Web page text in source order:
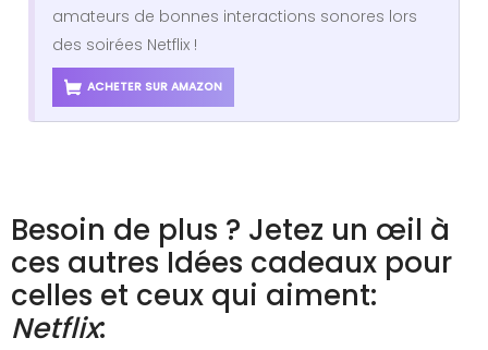
amateurs de bonnes interactions sonores lors
des soirées Netflix !
ACHETER SUR AMAZON
Besoin de plus ? Jetez un œil à
ces autres Idées cadeaux pour
celles et ceux qui aiment:
Netflix: